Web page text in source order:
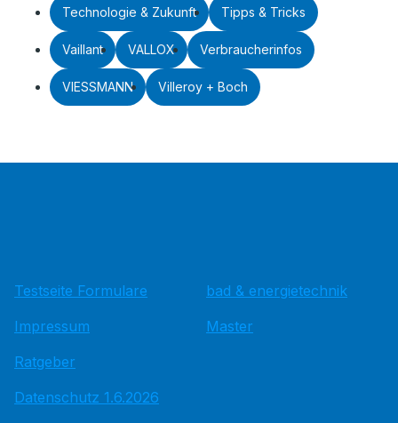
Technologie & Zukunft Tipps & Tricks
Vaillant VALLOX Verbraucherinfos
VIESSMANN Villeroy + Boch
Testseite Formulare
Impressum
Ratgeber
Datenschutz 1.6.2026
bad & energietechnik
Master